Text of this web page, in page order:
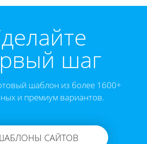
шаг
шаблон из более 1600+
и премиум вариантов.
САЙТОВ